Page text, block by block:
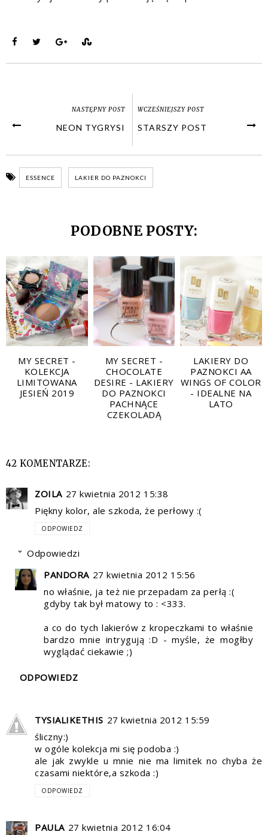
NASTĘPNY POST
NEON TYGRYSI
WCZEŚNIEJSZY POST
STARSZY POST
ESSENCE LAKIER DO PAZNOKCI
PODOBNE POSTY:
MY SECRET -
KOLEKCJA
LIMITOWANA
JESIEŃ 2019
MY SECRET -
CHOCOLATE
DESIRE - LAKIERY
DO PAZNOKCI
PACHNĄCE
CZEKOLADĄ
LAKIERY DO
PAZNOKCI AA
WINGS OF COLOR
- IDEALNE NA
LATO
42 KOMENTARZE:
ZOILA 27 kwietnia 2012 15:38
Piękny kolor, ale szkoda, że perłowy :(
ODPOWIEDZ
Odpowiedzi
PANDORA 27 kwietnia 2012 15:56
no właśnie, ja też nie przepadam za perłą :(
gdyby tak był matowy to : <333.
a co do tych lakierów z kropeczkami to właśnie
bardzo mnie intrygują :D - myśle, że mogłby
wyglądać ciekawie ;)
ODPOWIEDZ
TYSIALIKETHIS 27 kwietnia 2012 15:59
śliczny:)
w ogóle kolekcja mi się podoba :)
ale jak zwykle u mnie nie ma limitek no chyba że
czasami niektóre,a szkoda :)
ODPOWIEDZ
PAULA 27 kwietnia 2012 16:04